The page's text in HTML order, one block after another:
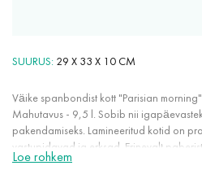
SUURUS 29 X 33 X 10 CM
Väike spanbondist kott "Parisian
Mahutavus - 9,5 l. Sobib nii
pakendamiseks. Lamineeritud kotid on
vastupidavad ja erksad. Erinevalt
kestavad need kordades kauem.
Loe rohkem